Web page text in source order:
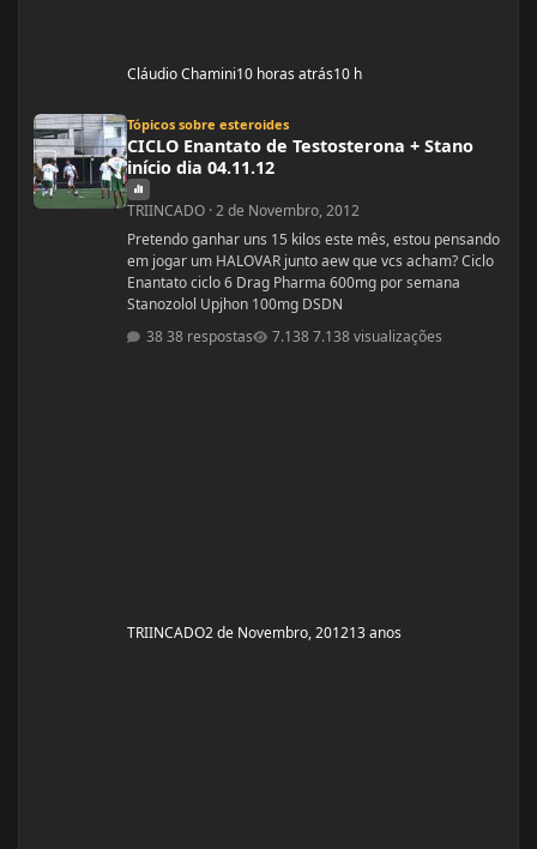
Cláudio Chamini10 horas atrás10 h
Tópicos sobre esteroides
CICLO Enantato de Testosterona + Stano
início dia 04.11.12
TRIINCADO ·2 de Novembro, 2012
Pretendo ganhar uns 15 kilos este mês, estou pensando
em jogar um HALOVAR junto aew que vcs acham? Ciclo
Enantato ciclo 6 Drag Pharma 600mg por semana
Stanozolol Upjhon 100mg DSDN
38 respostas
7.138 visualizações
TRIINCADO2 de Novembro, 201213 anos